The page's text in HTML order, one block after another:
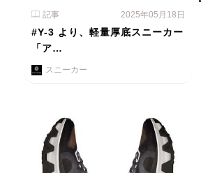
記事 2025年05月18日
#Y-3 より、軽量厚底スニーカー
「ア…
スニーカー